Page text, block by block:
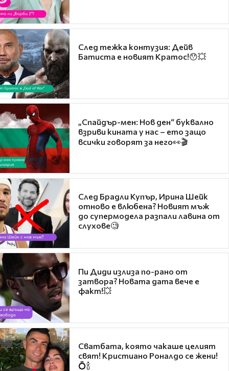
След тежка контузия: Дейв
Батиста е новият Кратос!😯💥
„Спайдър-мен: Нов ден“ буквално
взриви кината у нас – ето защо
всички говорят за него👀🎬
След Брадли Купър, Ирина Шейк
отново е влюбена? Новият мъж
до супермодела разпали лавина от
слухове🧐
Пи Диди излиза по-рано от
затвора? Новата дата вече е
факт!💥
Сватбата, която чакаше целият
свят! Кристиано Роналдо се жени!
💍🍾